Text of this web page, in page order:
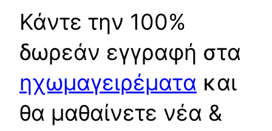
Κάντε την 100%
δωρεάν εγγραφή στα
ηχωμαγειρέματα και
θα μαθαίνετε νέα &